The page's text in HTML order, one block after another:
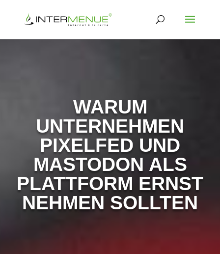
WARUM
UNTERNEHMEN
PIXELFED UND
MASTODON ALS
PLATTFORM ERNST
NEHMEN SOLLTEN